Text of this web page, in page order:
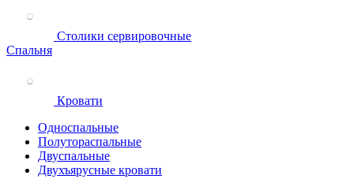
Столики сервировочные
Спальня
Кровати
Односпальные
Полутораспальные
Двуспальные
Двухъярусные кровати